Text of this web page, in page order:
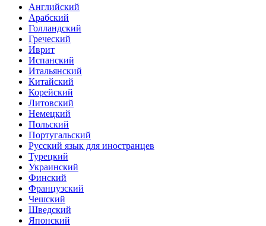
Английский
Арабский
Голландский
Греческий
Иврит
Испанский
Итальянский
Китайский
Корейский
Литовский
Немецкий
Польский
Португальский
Русский язык для иностранцев
Турецкий
Украинский
Финский
Французский
Чешский
Шведский
Японский